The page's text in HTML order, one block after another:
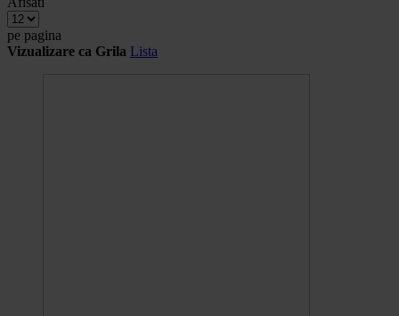
pe pagina
Vizualizare ca Grila Lista